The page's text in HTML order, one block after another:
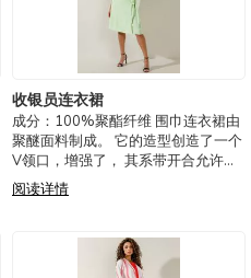
收银员连衣裙
成分：100%聚酯纤维 围巾连衣裙由
聚醚面料制成。 它的造型创造了一个
V领口，增强了， 其系带开合允许更
多使用方式。 它穿过度假风格，营造
出夏日的基本氛围。 巴西制造。 可选
阅读详情